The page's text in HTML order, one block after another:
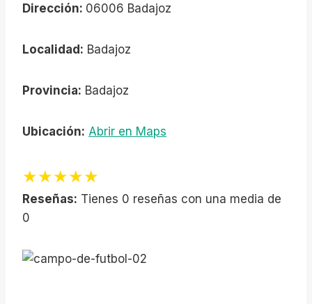
Dirección: 06006 Badajoz
Localidad: Badajoz
Provincia: Badajoz
Ubicación: Abrir en Maps
★★★★★
Reseñas: Tienes 0 reseñas con una media de
0